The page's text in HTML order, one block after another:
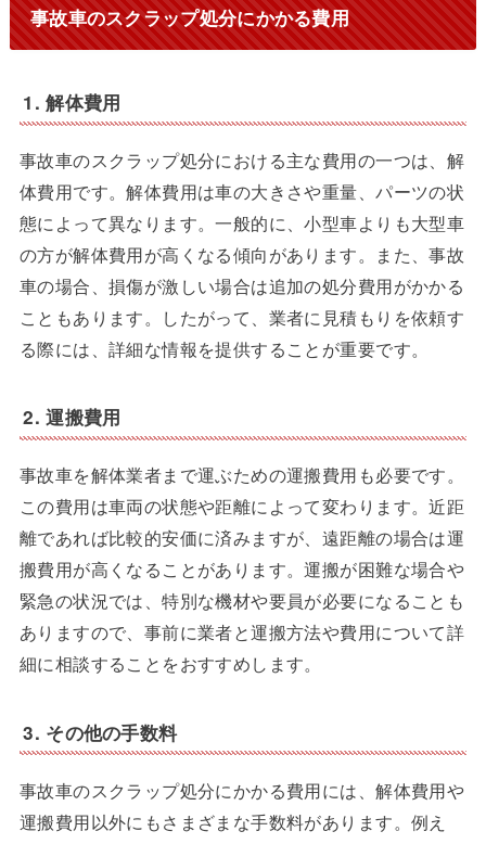
事故車のスクラップ処分にかかる費用
1. 解体費用
事故車のスクラップ処分における主な費用の一つは、解
体費用です。解体費用は車の大きさや重量、パーツの状
態によって異なります。一般的に、小型車よりも大型車
の方が解体費用が高くなる傾向があります。また、事故
車の場合、損傷が激しい場合は追加の処分費用がかかる
こともあります。したがって、業者に見積もりを依頼す
る際には、詳細な情報を提供することが重要です。
2. 運搬費用
事故車を解体業者まで運ぶための運搬費用も必要です。
この費用は車両の状態や距離によって変わります。近距
離であれば比較的安価に済みますが、遠距離の場合は運
搬費用が高くなることがあります。運搬が困難な場合や
緊急の状況では、特別な機材や要員が必要になることも
ありますので、事前に業者と運搬方法や費用について詳
細に相談することをおすすめします。
3. その他の手数料
事故車のスクラップ処分にかかる費用には、解体費用や
運搬費用以外にもさまざまな手数料があります。例え